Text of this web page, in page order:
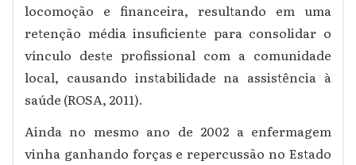
locomoção e financeira, resultando em uma
retenção média insuficiente para consolidar o
vínculo deste profissional com a comunidade
local, causando instabilidade na assistência à
saúde (ROSA, 2011).
Ainda no mesmo ano de 2002 a enfermagem
vinha ganhando forças e repercussão no Estado